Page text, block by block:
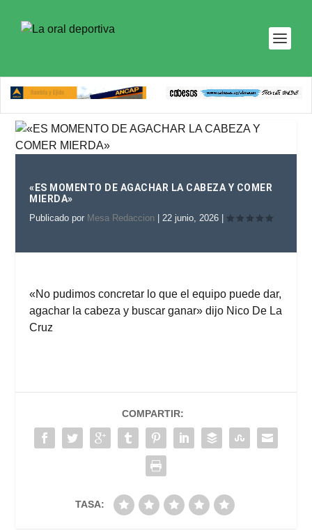
«ES MOMENTO DE AGACHAR LA CABEZA Y COMER
MIERDA»
Publicado por Mesa Redaccion |22 junio, 2026
«No pudimos concretar lo que el equipo puede dar,
agachar la cabeza y buscar ganar» dijo Nico De La
Cruz
COMPARTIR:
TASA: